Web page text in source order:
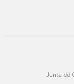
Junta de